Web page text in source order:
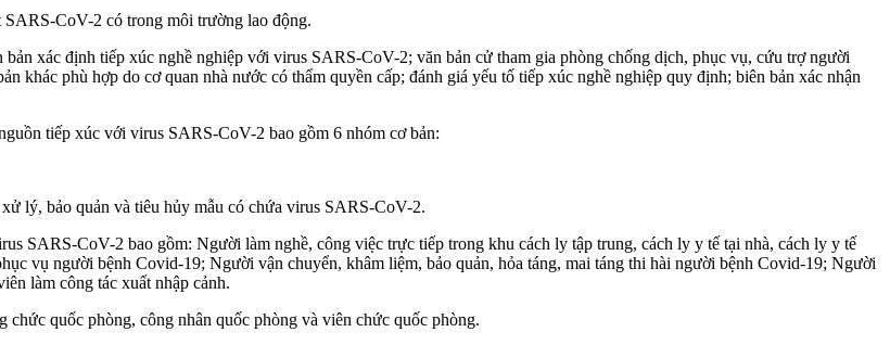
CoV-2 có trong môi trường lao động.
xác định tiếp xúc nghề nghiệp với virus SARS-CoV-2; văn bản cử tham gia phòng chống dịch, phục vụ, cứu trợ người
khác phù hợp do cơ quan nhà nước có thẩm quyền cấp; đánh giá yếu tố tiếp xúc nghề nghiệp quy định; biên bản xác nhận
tiếp xúc với virus SARS-CoV-2 bao gồm 6 nhóm cơ bản:
lý, bảo quản và tiêu hủy mẫu có chứa virus SARS-CoV-2.
SARS-CoV-2 bao gồm: Người làm nghề, công việc trực tiếp trong khu cách ly tập trung, cách ly y tế tại nhà, cách ly y tế
vụ người bệnh Covid-19; Người vận chuyển, khâm liệm, bảo quản, hỏa táng, mai táng thi hài người bệnh Covid-19; Người
làm công tác xuất nhập cảnh.
chức quốc phòng, công nhân quốc phòng và viên chức quốc phòng.